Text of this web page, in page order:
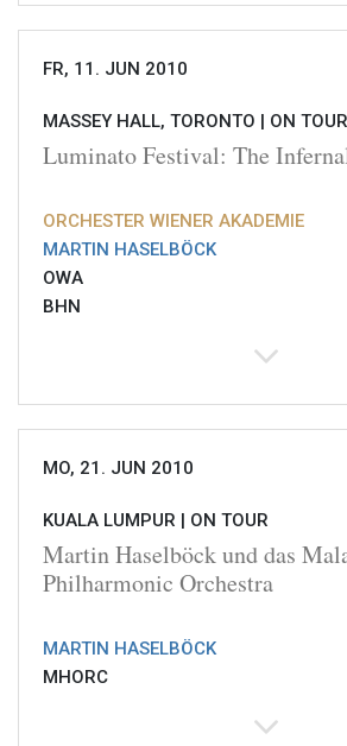
FR, 11. JUN 2010
MASSEY HALL, TORONTO | ON TOUR
Luminato Festival: The
ORCHESTER WIENER AKADEMIE
MARTIN HASELBÖCK
OWA
BHN
MO, 21. JUN 2010
KUALA LUMPUR | ON TOUR
Martin Haselböck und das
Philharmonic Orchestra
MARTIN HASELBÖCK
MHORC